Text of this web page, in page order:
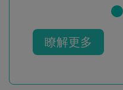
瞭解更多